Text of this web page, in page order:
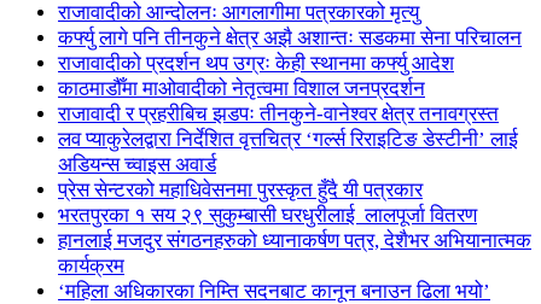
राजावादीको आन्दोलनः आगलागीमा पत्रकारको मृत्यु
कर्फ्यु लागे पनि तीनकुने क्षेत्र अझै अशान्तः सडकमा सेना परिचालन
राजावादीको प्रदर्शन थप उग्रः केही स्थानमा कर्फ्यु आदेश
काठमाडौँमा माओवादीको नेतृत्वमा विशाल जनप्रदर्शन
राजावादी र प्रहरीबिच झडपः तीनकुने-वानेश्वर क्षेत्र तनावग्रस्त
लव प्याकुरेलद्वारा निर्देशित वृत्तचित्र ‘गर्ल्स रिराइटिङ डेस्टीनी’ लाई
अडियन्स च्वाइस अवार्ड
प्रेस सेन्टरको महाधिवेसनमा पुरस्कृत हुँदै यी पत्रकार
भरतपुरका १ सय २९ सुकुम्बासी घरधुरीलाई लालपूर्जा वितरण
हानलाई मजदुर संगठनहरुको ध्यानाकर्षण पत्र, देशैभर अभियानात्मक
कार्यक्रम
‘महिला अधिकारका निम्ति सदनबाट कानून बनाउन ढिला भयो’